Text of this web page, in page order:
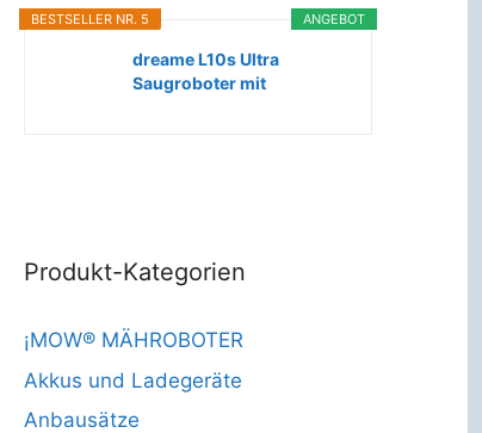
ANGEBOT
BESTSELLER NR. 5
dreame L10s Ultra
Saugroboter mit
Produkt-Kategorien
¡MOW® MÄHROBOTER
Akkus und Ladegeräte
Anbausätze